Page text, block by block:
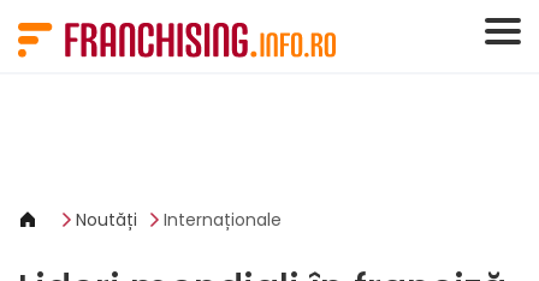
Noutăți Internaționale